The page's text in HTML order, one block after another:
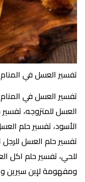
تفسير العسل في
تفسير العسل في
العسل للمتزوجه،
الأسود، تفسير حلم
تفسير حلم العسل
للحي، تفسير حلم اكل
ومفهومة لإبن سيرين